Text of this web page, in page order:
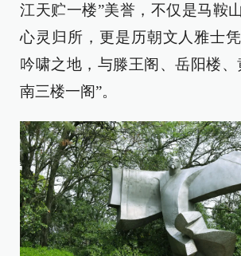
江天贮一楼”美誉，不仅是马鞍
心灵归所，更是历朝文人雅士
吟啸之地，与滕王阁、岳阳楼、
南三楼一阁”。